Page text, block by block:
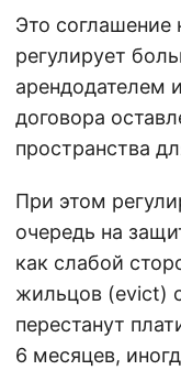
Это соглашение
регулирует
арендодателем
договора
пространства
При этом
очередь на
как слабой
жильцов (evict)
перестанут
6 месяцев,